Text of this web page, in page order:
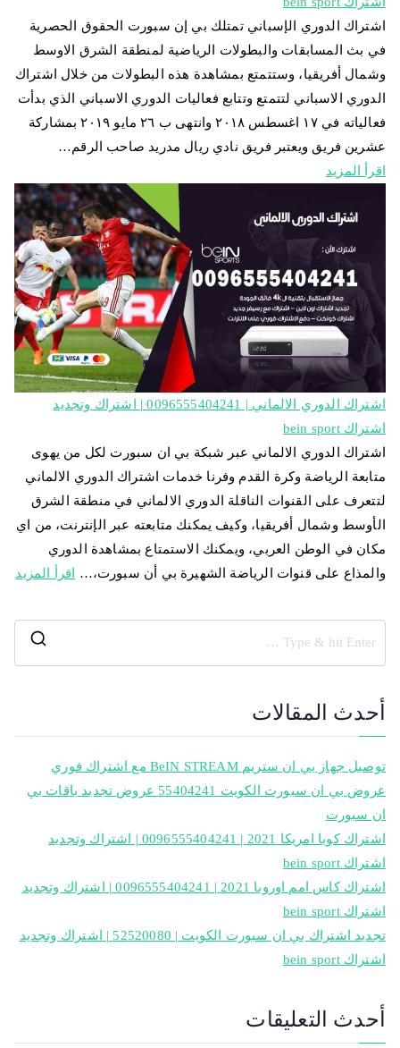
اشتراك الدوري الإسباني تمتلك بي إن سبورت الحقوق الحصرية
في بث المسابقات والبطولات الرياضية لمنطقة الشرق الاوسط
وشمال أفريقيا، وستتمتع بمشاهدة هذه البطولات من خلال اشتراك
الدوري الاسباني لتتمتع وتتابع فعاليات الدوري الاسباني الذي بدأت
فعالياته في ١٧ اغسطس ٢٠١٨ وانتهى ب ٢٦ مايو ٢٠١٩ بمشاركة
عشرين فريق ويعتبر فريق نادي ريال مدريد صاحب الرقم…
اقرأ المزيد
اشتراك الدوري الالماني | 0096555404241 | اشتراك وتجديد
اشتراك bein sport
اشتراك الدوري الالماني عبر شبكة بي ان سبورت لكل من يهوى
متابعة الرياضة وكرة القدم وفرنا خدمات اشتراك الدوري الالماني
لتتعرف على القنوات الناقلة الدوري الالماني في منطقة الشرق
الأوسط وشمال أفريقيا، وكيف يمكنك متابعته عبر الإنترنت، من اي
مكان في الوطن العربي، ويمكنك الاستمتاع بمشاهدة الدوري
والمذاع على قنوات الرياضة الشهيرة بي أن سبورت،…
اقرأ المزيد
أحدث المقالات
توصيل جهاز بي ان ستريم BeIN STREAM مع اشتراك فوري
عروض بي ان سبورت الكويت 55404241 عروض تجديد باقات بي
ان سبورت
اشتراك كوبا امريكا 2021 | 0096555404241 | اشتراك وتجديد
اشتراك bein sport
اشتراك كاس امم اوروبا 2021 | 0096555404241 | اشتراك وتجديد
اشتراك bein sport
تجديد اشتراك بي ان سبورت الكويت | 52520080 | اشتراك وتجديد
اشتراك bein sport
أحدث التعليقات